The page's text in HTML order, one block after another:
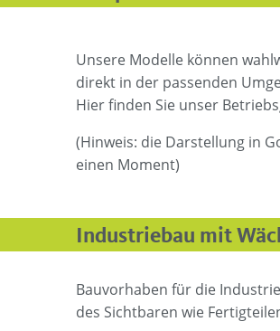
Unsere Modelle können
direkt in der passenden
Hier finden Sie unser
(Hinweis: die Darstellung in
einen Moment)
Industriebau mit
Bauvorhaben für die
des Sichtbaren wie